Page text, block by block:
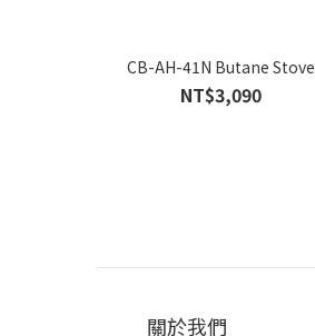
CB-AH-41N Butane Stove
NT$3,090
關於我們